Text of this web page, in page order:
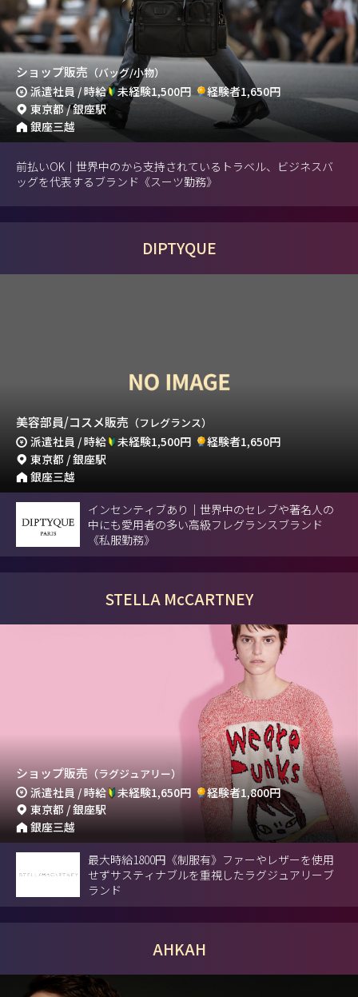
ショップ販売（バッグ/小物）
派遣社員 / 時給 未経験1,500円
経験者1,650円
東京都 / 銀座駅
銀座三越
前払いOK｜世界中のから支持されているトラベル、ビジネスバ
ッグを代表するブランド《スーツ勤務》
DIPTYQUE
美容部員/コスメ販売 （フレグランス）
派遣社員 / 時給 未経験1,500円
経験者1,650円
東京都 / 銀座駅
銀座三越
インセンティブあり｜世界中のセレブや著名人の
中にも愛用者の多い高級フレグランスブランド
《私服勤務》
STELLA McCARTNEY
ショップ販売 （ラグジュアリー）
派遣社員 / 時給 未経験1,650円
経験者1,800円
東京都 / 銀座駅
銀座三越
最大時給1800円《制服有》ファーやレザーを使用
せずサスティナブルを重視したラグジュアリーブ
ランド
AHKAH